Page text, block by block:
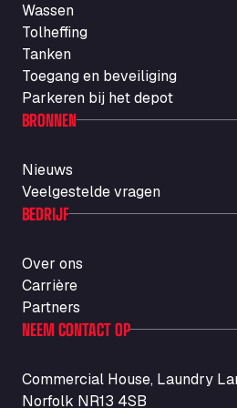
Autotransit Amann
Auf dem Dreisch 8, 34346
Avin Kominis
Vasilikos Intersection E90, 46
AW Jenkinson Runcorn
M6 J40, Penrith Industrial
Backline Logistics
Ctra C 157 , 37009
Ballinluig Services
Ballinluig, PH9 0LG
ZI de la Vallée du Bois EST,
Barneys Diner
Wassen
Tolheffing
Tanken
Toegang en beveiliging
Parkeren bij het depot
BRONNEN
Nieuws
Veelgestelde vragen
BEDRIJF
Over ons
Carrière
Partners
NEEM CONTACT OP
Commercial House, Laundry
Norfolk NR13 4SB